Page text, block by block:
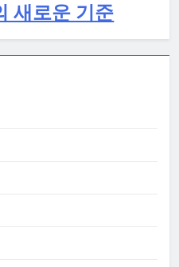
새로운 기준